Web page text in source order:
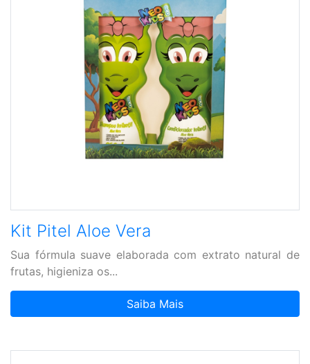
Kit Pitel Aloe Vera
Sua fórmula suave elaborada com extrato natural de
frutas, higieniza os...
Saiba Mais